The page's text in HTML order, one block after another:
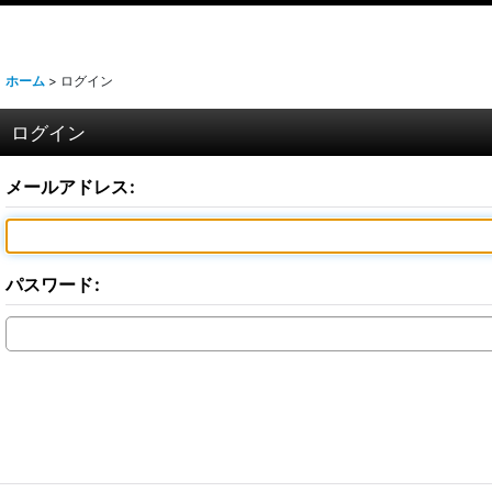
ホーム > ログイン
ログイン
メールアドレス:
パスワード: